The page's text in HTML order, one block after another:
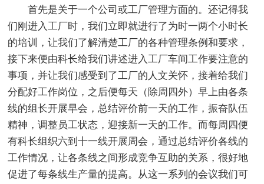
首先是关于一个公司或工厂管理方面的。还记得我
们刚进入工厂时，我们立即就进行了为时一两个小时长
的培训，让我们了解清楚工厂的各种管理条例和要求，
接下来便由科长给我们讲述进入工厂车间工作要注意的
事项，并让我们感受到了工厂的人文关怀，接着给我们
分配好工作岗位，之后便每天（除周四外）早上由各条
线的组长开展早会，总结评价前一天的工作，振奋队伍
精神，调整员工状态，迎接新一天的工作。而每周四便
有科长组织六到十一线开展周会，通过总结评价各线的
工作情况，让各条线之间形成竞争互助的关系，很好地
促进了每条线生产量的提高。从这一系列的会议我们可